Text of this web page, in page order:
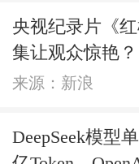
央视纪录片《
集让观众惊艳？
来源：新浪
DeepSeek模型